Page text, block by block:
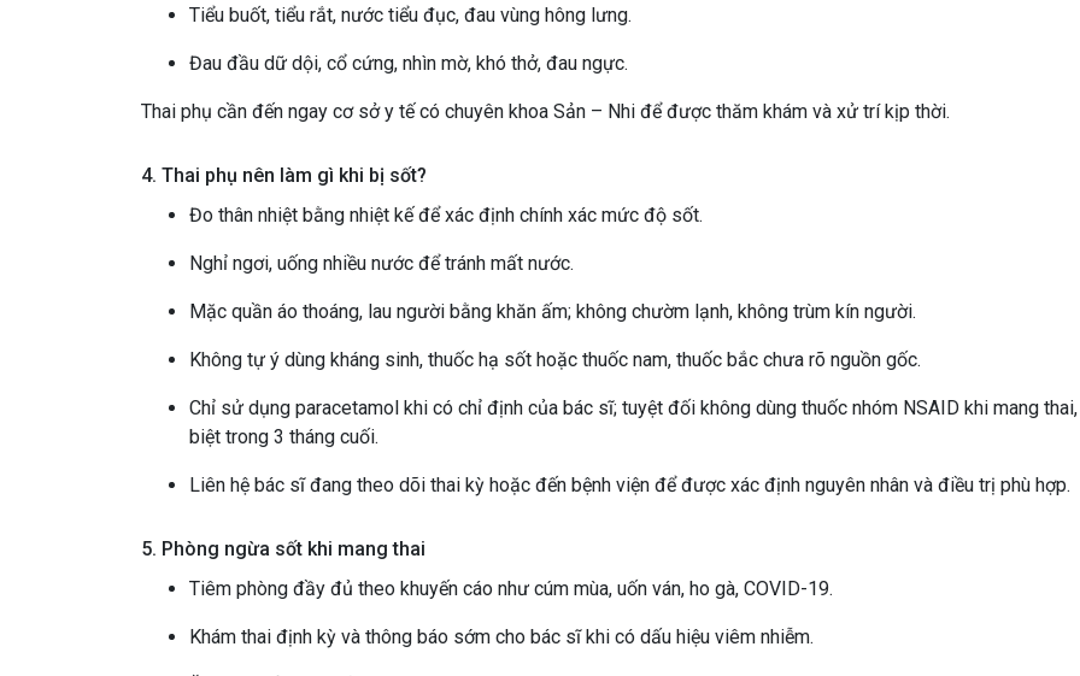
Tiểu buốt, tiểu rắt, nước tiểu đục, đau vùng hông lưng.
Đau đầu dữ dội, cổ cứng, nhìn mờ, khó thở, đau ngực.
Thai phụ cần đến ngay cơ sở y tế có chuyên khoa Sản – Nhi để được thăm khám và xử trí kịp thời.
4. Thai phụ nên làm gì khi bị sốt?
Đo thân nhiệt bằng nhiệt kế để xác định chính xác mức độ sốt.
Nghỉ ngơi, uống nhiều nước để tránh mất nước.
Mặc quần áo thoáng, lau người bằng khăn ấm; không chườm lạnh, không trùm kín người.
Không tự ý dùng kháng sinh, thuốc hạ sốt hoặc thuốc nam, thuốc bắc chưa rõ nguồn gốc.
Chỉ sử dụng paracetamol khi có chỉ định của bác sĩ; tuyệt đối không dùng thuốc nhóm NSAID khi mang
biệt trong 3 tháng cuối.
Liên hệ bác sĩ đang theo dõi thai kỳ hoặc đến bệnh viện để được xác định nguyên nhân và điều trị phù hợp.
5. Phòng ngừa sốt khi mang thai
Tiêm phòng đầy đủ theo khuyến cáo như cúm mùa, uốn ván, ho gà, COVID-19.
Khám thai định kỳ và thông báo sớm cho bác sĩ khi có dấu hiệu viêm nhiễm.